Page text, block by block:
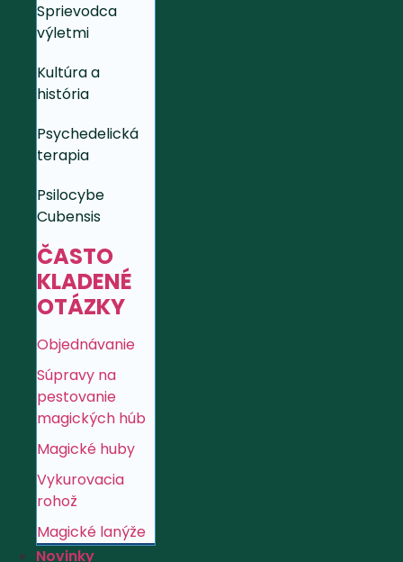
Sprievodca
výletmi
Kultúra a
história
Psychedelická
terapia
Psilocybe
Cubensis
ČASTO
KLADENÉ
OTÁZKY
Objednávanie
Súpravy na
pestovanie
magických húb
Magické huby
Vykurovacia
rohož
Magické lanýže
Novinky